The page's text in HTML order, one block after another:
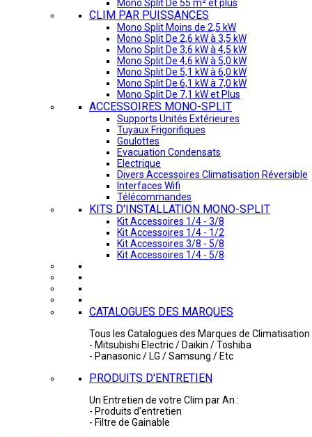
Mono Split De 55 m² et plus
CLIM PAR PUISSANCES
Mono Split Moins de 2,5 kW
Mono Split De 2,6 kW à 3,5 kW
Mono Split De 3,6 kW à 4,5 kW
Mono Split De 4,6 kW à 5,0 kW
Mono Split De 5,1 kW à 6,0 kW
Mono Split De 6,1 kW à 7,0 kW
Mono Split De 7,1 kW et Plus
ACCESSOIRES MONO-SPLIT
Supports Unités Extérieures
Tuyaux Frigorifiques
Goulottes
Evacuation Condensats
Electrique
Divers Accessoires Climatisation Réversible
Interfaces Wifi
Télécommandes
KITS D'INSTALLATION MONO-SPLIT
Kit Accessoires 1/4 - 3/8
Kit Accessoires 1/4 - 1/2
Kit Accessoires 3/8 - 5/8
Kit Accessoires 1/4 - 5/8
CATALOGUES DES MARQUES
Tous les Catalogues des Marques de Climatisation
- Mitsubishi Electric / Daikin / Toshiba
- Panasonic / LG / Samsung / Etc
PRODUITS D'ENTRETIEN
Un Entretien de votre Clim par An :
- Produits d'entretien
- Filtre de Gainable